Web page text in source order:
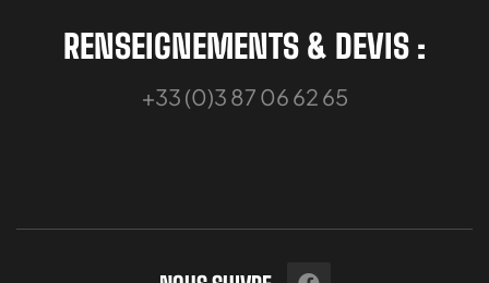
RENSEIGNEMENTS & DEVIS :
+33 (0)3 87 06 62 65